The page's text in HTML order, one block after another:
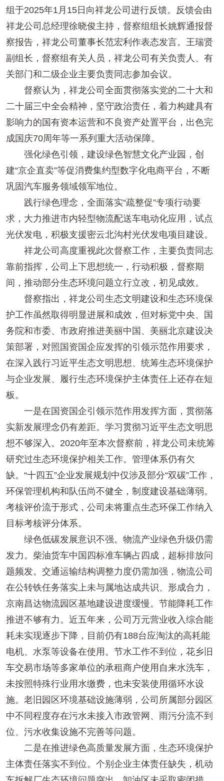
组于2025年1月15日向祥龙公司进行反馈。反馈会由
祥龙公司总经理徐晓俊主持，督察组组长姚辉通报督
察报告，祥龙公司董事长范宏利作表态发言。王瑞贤
副组长，督察组有关人员，祥龙公司有关负责人、有
关部门和二级企业主要负责同志参加会议。
督察认为，祥龙公司全面贯彻落实党的二十大和
二十届三中全会精神，坚守政治责任，着力构建具有
影响力的国有资本运营和不良资产处置平台，出色完
成国庆70周年等一系列重大活动保障。
强化绿色引领，建设绿色智慧文化产业园，创
建“京企直卖”等促消费集约型数字化电商平台，不断
巩固汽车服务领域领军地位。
践行绿色理念，全面落实“疏整促”专项行动要
求，大力推进市内轻型物流配送车电动化应用，试点
光伏发电，积极支援密云北沟村光伏发电项目建设。
祥龙公司高度重视此次督察工作，主要负责同志
靠前指挥，公司上下思想统一，行动积极，督察期
间，推动部分生态环境问题立行立改，初见成效。
督察指出，祥龙公司生态文明建设和生态环境保
护工作虽然取得明显进展和成效，但对标党中央、国
务院和市委、市政府推进美丽中国、美丽北京建设决
策部署，对照国资国企应发挥的引领示范作用要求，
在深入践行习近平生态文明思想、统筹生态环境保护
与企业发展、履行生态环境保护主体责任上还存在短
板。
一是在国资国企引领示范作用发挥方面，贯彻落
实新发展理念仍有差距。学习贯彻习近平生态文明思
想不够深入。2020年至本次督察前，祥龙公司未统筹
研究过生态环境保护相关工作。管理体系仍有欠
缺。“十四五”企业发展规划中仅涉及部分“双碳”工作，
环保管理机构和队伍尚不健全，制度建设基础薄弱。
考核评价流于形式，公司未将重点生态环保工作纳入
目标考核评分体系。
绿色低碳发展意识不强。物流产业绿色升级仍需
发力。柴油货车中国四标准车辆占四成，超标排放问
题频发。交通运输结构调整力度仍需加强，物流公司
在公转铁任务落实上未与属地达成共识、形成合力，
京南昌达物流园区基地建设进度缓慢。节能降耗工作
推进不够有力。近五年来，公司万元营业收入综合能
耗未实现逐步下降，目前仍有188台应淘汰的高耗能
电机、水泵等设备在使用。节水工作不到位，花乡旧
车交易市场等多家单位的承租商户使用自来水洗车，
未按照特殊行业用水缴费，也未安装使用循环水设
施。老旧园区环境基础设施薄弱，公司所属部分园区
中不同程度存在污水未接入市政管网、雨污分流不到
位、污水收集设施不完善等问题。
二是在推进绿色高质量发展方面，生态环境保护
主体责任落实不到位。个别企业主体责任缺失，机动